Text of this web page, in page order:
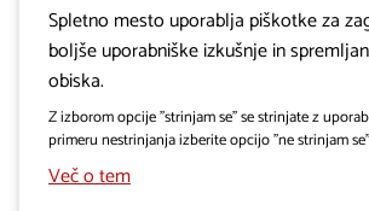
Spletno mesto uporablja piškotke za
boljše uporabniške izkušnje in
obiska.
Z izborom opcije "strinjam se" se strinjate z
primeru nestrinjanja izberite opcijo "ne strinjam
Več o tem